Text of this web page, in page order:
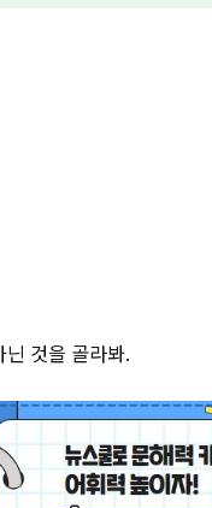
것을 골라봐.